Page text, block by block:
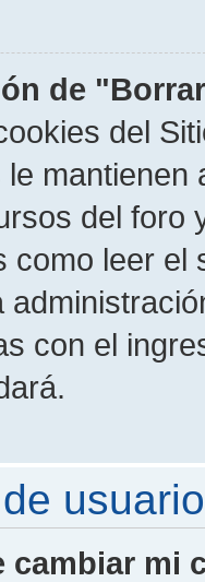
de
del
del foro
como leer el
con el
cambiar mi